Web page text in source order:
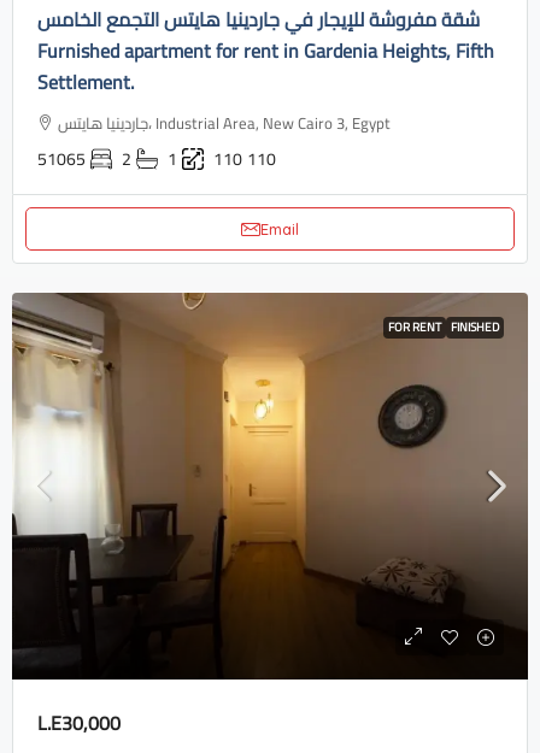
شقة مفروشة للإيجار في جاردينيا هايتس التجمع الخامس
Furnished apartment for rent in Gardenia Heights, Fifth
Settlement.
جاردينيا هايتس، Industrial Area, New Cairo 3, Egypt
51065 2 1 110110
Email
FOR RENT FINISHED
L.E30,000